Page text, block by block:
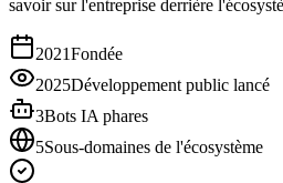
savoir sur l'entreprise derrière
2021Fondée
2025Développement public lancé
3Bots IA phares
5Sous-domaines de l'écosystème